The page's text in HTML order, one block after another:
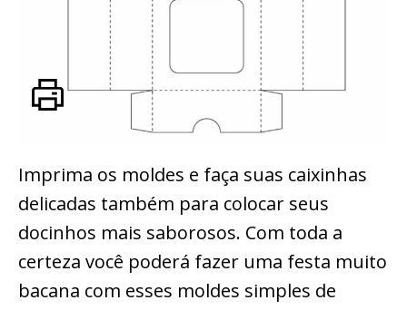
Imprima os moldes e faça suas caixinhas
delicadas também para colocar seus
docinhos mais saborosos. Com toda a
certeza você poderá fazer uma festa muito
bacana com esses moldes simples de